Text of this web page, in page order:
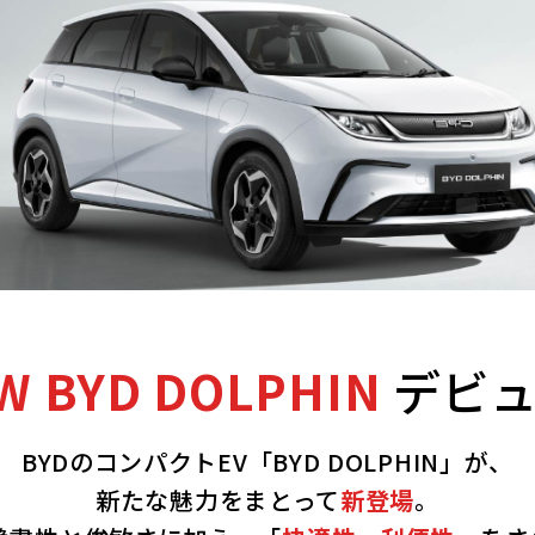
BYD DOLPHIN デビ
BYDのコンパクトEV「BYD DOLPHIN」が、
新たな魅力をまとって新登場。